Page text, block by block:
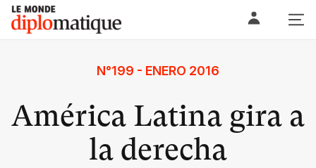
Skip
content
Le monde diplomatique
N°199 - ENERO 2016
América Latina gira a
la derecha